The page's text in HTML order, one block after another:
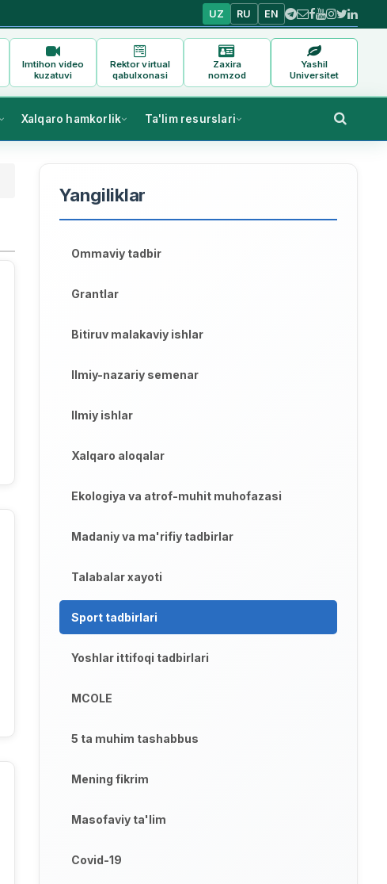
UZ RU EN
Imtihon video
kuzatuvi
Rektor virtual
qabulxonasi
Zaxira
nomzod
Yashil
Universitet
Xalqaro hamkorlik Ta'lim resurslari
Yangiliklar
Ommaviy tadbir
Grantlar
Bitiruv malakaviy ishlar
Ilmiy-nazariy semenar
Ilmiy ishlar
Xalqaro aloqalar
Ekologiya va atrof-muhit muhofazasi
Madaniy va ma'rifiy tadbirlar
Talabalar xayoti
Sport tadbirlari
Yoshlar ittifoqi tadbirlari
MCOLE
5 ta muhim tashabbus
Mening fikrim
Masofaviy ta'lim
Covid-19